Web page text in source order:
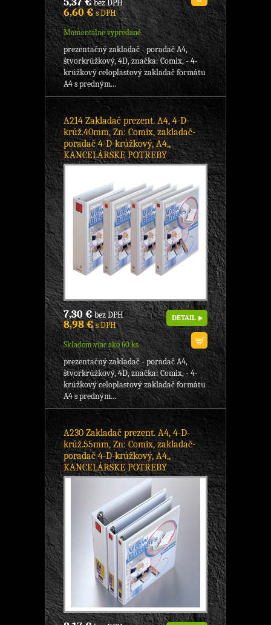
bez DPH
6,60 €s DPH
Momentálne vypredané.
prezentačný zakladač - poradač A4,
štvorkrúžkový, 4D, značka: Comix, - 4-
krúžkový celoplastový zakladač formátu
A4 s predným...
A214 Zakladač prezent. A4, 4-D-
krúž.40mm, Zn: Comix, zakladač-
poradač 4-D-krúžkový, A4,,
KANCELÁRSKE POTREBY
7,30 €bez DPH
8,98 €s DPH
Skladom viac ako 60 ks
DETAIL
prezentačný zakladač - poradač A4,
štvorkrúžkový, 4D, značka: Comix, - 4-
krúžkový celoplastový zakladač formátu
A4 s predným...
A230 Zakladač prezent. A4, 4-D-
krúž.55mm, Zn: Comix, zakladač-
poradač 4-D-krúžkový, A4,,
KANCELÁRSKE POTREBY